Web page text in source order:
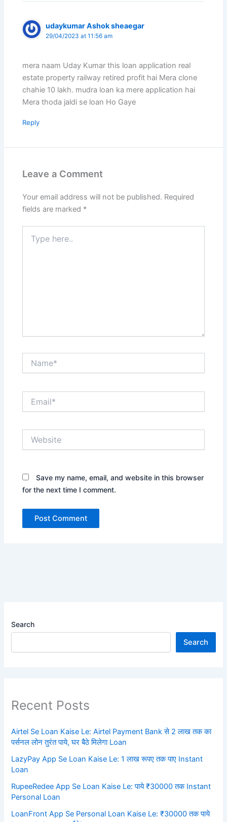
udaykumar Ashok sheaegar
29/04/2023 at 11:56 am
mera naam Uday Kumar this loan application real
estate property railway retired profit hai Mera clone
chahie 10 lakh. mudra loan ka mere application hai
Mera thoda jaldi se loan Ho Gaye
Reply
Leave a Comment
Your email address will not be published. Required
fields are marked *
here..
Save my name, email, and website in this browser
for the next time I comment.
Search
Search
Recent Posts
Airtel Se Loan Kaise Le: Airtel Payment Bank से 2 लाख तक का
पर्सनल लोन तुरंत पाये, घर बैठे मिलेगा Loan
LazyPay App Se Loan Kaise Le: 1 लाख रूपए तक पाए Instant
Loan
RupeeRedee App Se Loan Kaise Le: पाये ₹30000 तक Instant
Personal Loan
LoanFront App Se Personal Loan Kaise Le: ₹30000 तक पाये